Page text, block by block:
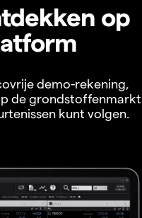
op
demo-rekening,
de grondstoffenmarkt
kunt volgen.